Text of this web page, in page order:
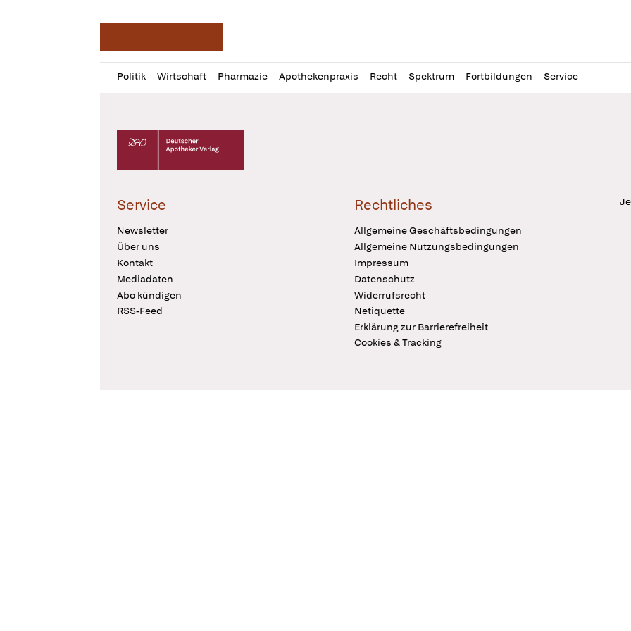
Politik Wirtschaft Pharmazie Apothekenpraxis Recht Spektrum Fortbildungen Service
Profil
öffnen
Daz
Pur
Deutscher Apotheker Verlag Logo
Service
Newsletter
Über uns
Kontakt
Mediadaten
Abo kündigen
RSS-Feed
Rechtliches
Allgemeine Geschäftsbedingungen
Allgemeine Nutzungsbedingungen
Impressum
Datenschutz
Widerrufsrecht
Netiquette
Erklärung zur Barrierefreiheit
Cookies & Tracking